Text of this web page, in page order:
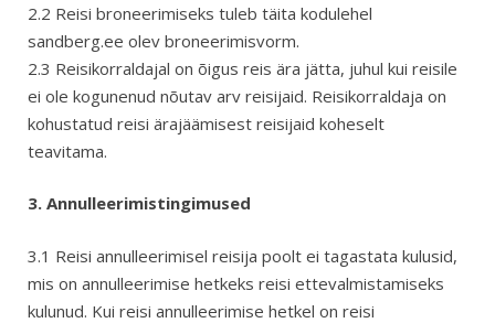
2.2 Reisi broneerimiseks tuleb täita kodulehel
sandberg.ee olev broneerimisvorm.
2.3 Reisikorraldajal on õigus reis ära jätta, juhul kui reisile
ei ole kogunenud nõutav arv reisijaid. Reisikorraldaja on
kohustatud reisi ärajäämisest reisijaid koheselt
teavitama.
3. Annulleerimistingimused
3.1 Reisi annulleerimisel reisija poolt ei tagastata kulusid,
mis on annulleerimise hetkeks reisi ettevalmistamiseks
kulunud. Kui reisi annulleerimise hetkel on reisi